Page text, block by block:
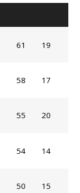
61 19
58 17
55 20
54 14
50 15